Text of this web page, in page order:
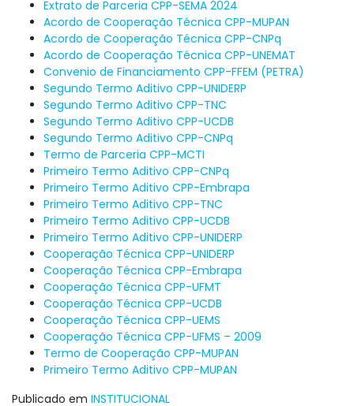
Extrato de Parceria CPP-SEMA 2024
Acordo de Cooperação Técnica CPP-MUPAN
Acordo de Cooperação Técnica CPP-CNPq
Acordo de Cooperação Técnica CPP-UNEMAT
Convenio de Financiamento CPP-FFEM (PETRA)
Segundo Termo Aditivo CPP-UNIDERP
Segundo Termo Aditivo CPP-TNC
Segundo Termo Aditivo CPP-UCDB
Segundo Termo Aditivo CPP-CNPq
Termo de Parceria CPP-MCTI
Primeiro Termo Aditivo CPP-CNPq
Primeiro Termo Aditivo CPP-Embrapa
Primeiro Termo Aditivo CPP-TNC
Primeiro Termo Aditivo CPP-UCDB
Primeiro Termo Aditivo CPP-UNIDERP
Cooperação Técnica CPP-UNIDERP
Cooperação Técnica CPP-Embrapa
Cooperação Técnica CPP-UFMT
Cooperação Técnica CPP-UCDB
Cooperação Técnica CPP-UEMS
Cooperação Técnica CPP-UFMS – 2009
Termo de Cooperação CPP-MUPAN
Primeiro Termo Aditivo CPP-MUPAN
Publicado em INSTITUCIONAL